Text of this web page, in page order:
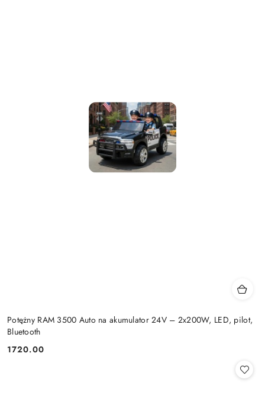
Potężny RAM 3500 Auto na akumulator 24V – 2x200W, LED, pilot,
Bluetooth
Cena:
1720.00